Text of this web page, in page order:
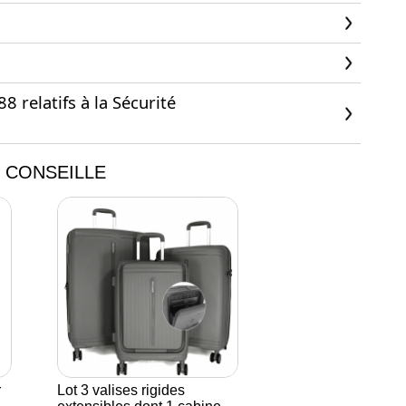
relatifs à la Sécurité
Lot 3 valises rigides